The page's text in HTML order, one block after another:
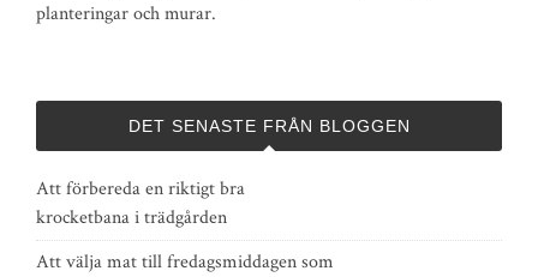
planteringar och murar.
DET SENASTE FRÅN BLOGGEN
Att förbereda en riktigt bra
krocketbana i trädgården
Att välja mat till fredagsmiddagen som